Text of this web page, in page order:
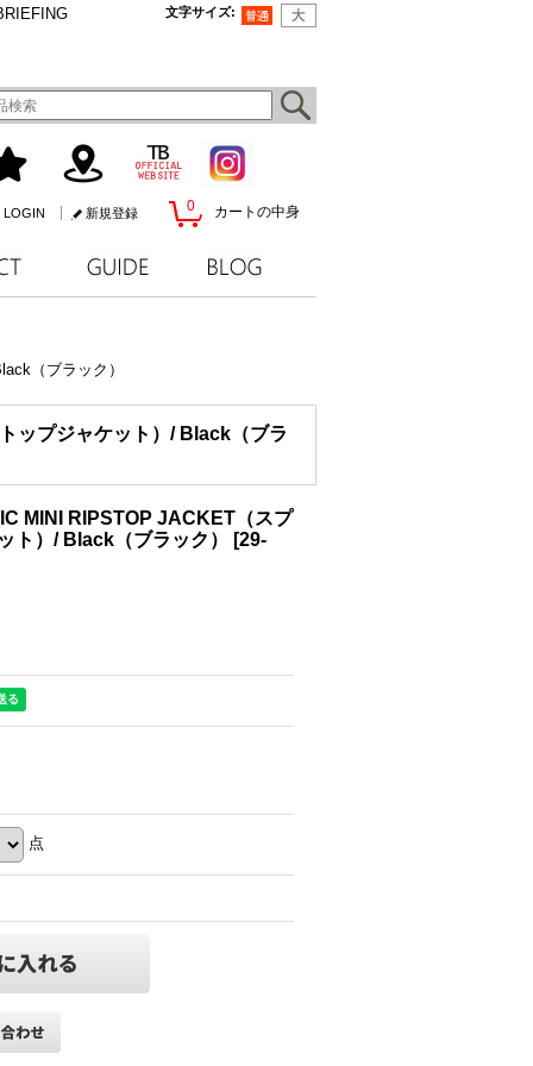
文字サイズ:
0 カートの中身
LOGIN 新規登録
（ブラック）
ップジャケット）/ Black（ブラ
MINI RIPSTOP JACKET（スプ
ト）/ Black（ブラック）
[29-
点